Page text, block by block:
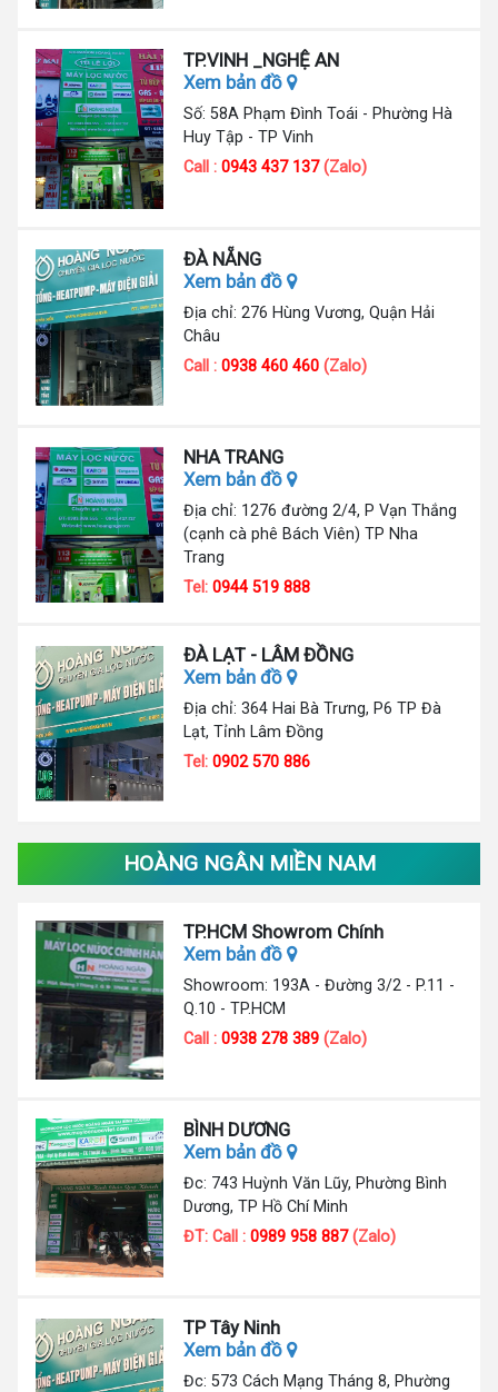
TP.VINH _NGHỆ AN
Xem bản đồ
Số: 58A Phạm Đình Toái - Phường Hà
Huy Tập - TP Vinh
Call :0943 437 137(Zalo)
ĐÀ NẴNG
Xem bản đồ
Địa chỉ: 276 Hùng Vương, Quận Hải
Châu
Call :0938 460 460 (Zalo)
NHA TRANG
Xem bản đồ
Địa chỉ: 1276 đường 2/4, P Vạn Thắng
(cạnh cà phê Bách Viên) TP Nha
Trang
Tel:0944 519 888
ĐÀ LẠT - LÂM ĐỒNG
Xem bản đồ
Địa chỉ: 364 Hai Bà Trưng, P6 TP Đà
Lạt, Tỉnh Lâm Đồng
Tel:0902 570 886
HOÀNG NGÂN MIỀN NAM
TP.HCM Showrom Chính
Xem bản đồ
Showroom: 193A - Đường 3/2 - P.11 -
Q.10 - TP.HCM
Call :0938 278 389(Zalo)
BÌNH DƯƠNG
Xem bản đồ
Đc: 743 Huỳnh Văn Lũy, Phường Bình
Dương, TP Hồ Chí Minh
ĐT: Call :0989 958 887(Zalo)
TP Tây Ninh
Xem bản đồ
Đc: 573 Cách Mạng Tháng 8, Phường